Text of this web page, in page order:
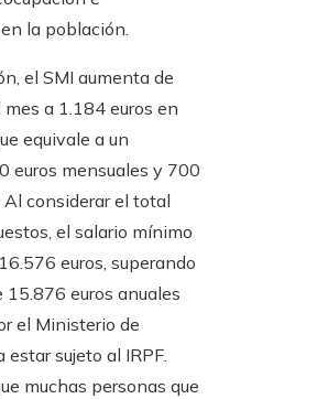
la población.
el SMI aumenta de
mes a 1.184 euros en
equivale a un
euros mensuales y 700
Al considerar el total
el salario mínimo
euros, superando
15.876 euros anuales
el Ministerio de
estar sujeto al IRPF.
muchas personas que